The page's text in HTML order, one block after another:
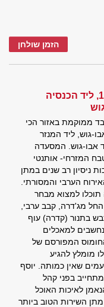
הזמן שולחן
מרכז הכפר 1, ליד הכנסיה
ממוקמת באזור הכי
גוש, ליד המנזר
אבו-גוש. המסעדה
המזרחי- אותנטי
ניסיון רב שנים במתן
הערבי והמסורתי.
למצוא מבחר
מג'דרה, קבב ערבי,
בתנור (קדרה) עוף
למאכלים
המפורסם של
מומלץ להגיע
שאין כמותה. יוסף
בפני קהל
לאיכות האוכל
השירות הטוב ביותר